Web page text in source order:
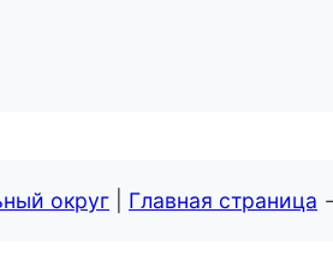
округ Главная страница